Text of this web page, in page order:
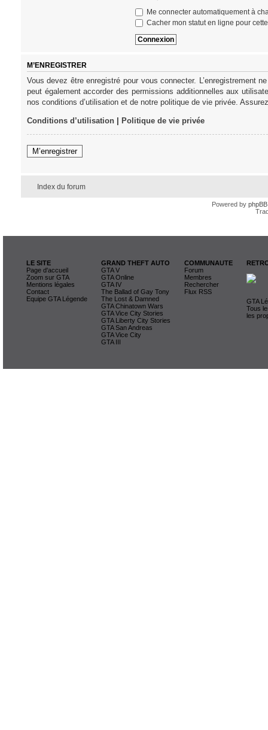
Me connecter automatiquement à
Cacher mon statut en ligne pour
M’ENREGISTRER
Vous devez être enregistré pour vous connecter. L’enregistrement
peut également accorder des permissions additionnelles aux
nos conditions d’utilisation et de notre politique de vie privée.
Conditions d’utilisation| Politique de vie privée
M’enregistrer
Index du forum
Powered by phpBB
LE SITE
Page d'accueil
Zoom sur GTA
Mentions légales
Contact
Equipe GTA Légende
GRAND THEFT AUTO
GTA V
GTA Online
GTA IV
The Ballad of Gay Tony
The Lost & Damned
GTA Chinatown Wars
GTA Vice City Stories
GTA Liberty City Stories
GTA San Andreas
GTA Vice City
GTA III
COMMUNAUTE
Forum
Membres
Rechercher
Flux RSS
GTA
Tous
les